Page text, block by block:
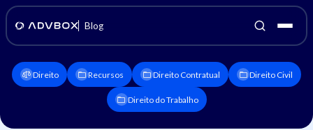
Blog
Direito Recursos Direito Contratual Direito Civil
Direito do Trabalho